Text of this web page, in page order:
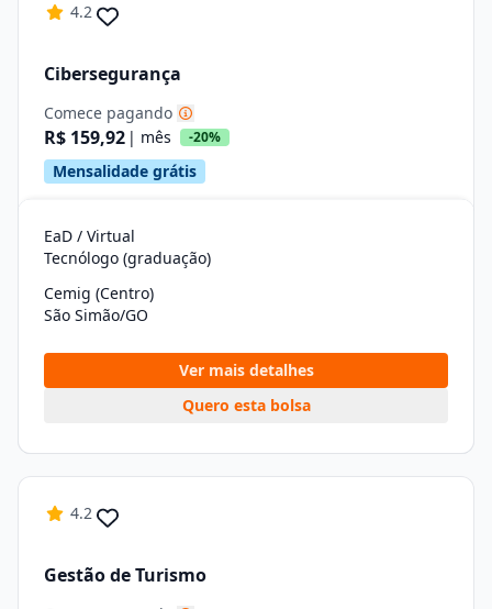
4.2
Cibersegurança
Comece pagando
R$ 159,92 | mês -20%
Mensalidade grátis
EaD / Virtual
Tecnólogo (graduação)
Cemig (Centro)
São Simão/GO
Ver mais detalhes
Quero esta bolsa
4.2
Gestão de Turismo